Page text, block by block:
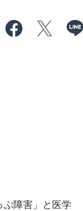
障害」と医学